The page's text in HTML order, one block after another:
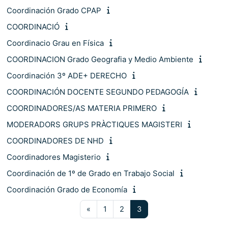
Coordinación Grado CPAP
COORDINACIÓ
Coordinacio Grau en Física
COORDINACION Grado Geografia y Medio Ambiente
Coordinación 3º ADE+ DERECHO
COORDINACIÓN DOCENTE SEGUNDO PEDAGOGÍA
COORDINADORES/AS MATERIA PRIMERO
MODERADORS GRUPS PRÀCTIQUES MAGISTERI
COORDINADORES DE NHD
Coordinadores Magisterio
Coordinación de 1º de Grado en Trabajo Social
Coordinación Grado de Economía
« Pàgina anterior
1 Pàgina 1
2 Pàgina 2
3Pàgina 3